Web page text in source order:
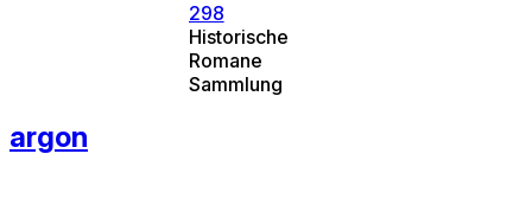
298
Historische
Romane
Sammlung
argon